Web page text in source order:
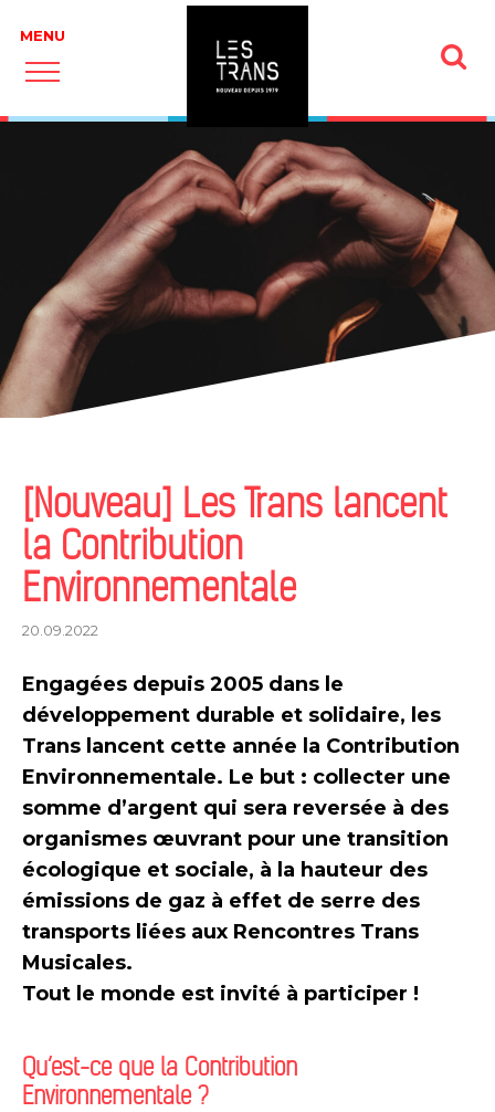
[Nouveau] Les Trans lancent
la Contribution
Environnementale
20.09.2022
Engagées depuis 2005 dans le
développement durable et solidaire, les
Trans lancent cette année la Contribution
Environnementale. Le but : collecter une
somme d’argent qui sera reversée à des
organismes œuvrant pour une transition
écologique et sociale, à la hauteur des
émissions de gaz à effet de serre des
transports liées aux Rencontres Trans
Musicales.
Tout le monde est invité à participer !
Qu’est-ce que la Contribution
Environnementale ?